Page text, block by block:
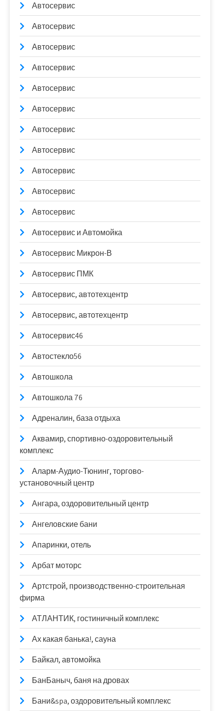
Автосервис
Автосервис
Автосервис
Автосервис
Автосервис
Автосервис
Автосервис
Автосервис
Автосервис
Автосервис
Автосервис
Автосервис и Автомойка
Автосервис Микрон-В
Автосервис ПМК
Автосервис, автотехцентр
Автосервис, автотехцентр
Автосервис46
Автостекло56
Автошкола
Автошкола 76
Адреналин, база отдыха
Аквамир, спортивно-оздоровительный
комплекс
Аларм-Аудио-Тюнинг, торгово-
установочный центр
Ангара, оздоровительный центр
Ангеловские бани
Апаринки, отель
Арбат моторс
Артстрой, производственно-строительная
фирма
АТЛАНТИК, гостиничный комплекс
Ах какая банька!, сауна
Байкал, автомойка
БанБаныч, баня на дровах
Бани&spa, оздоровительный комплекс